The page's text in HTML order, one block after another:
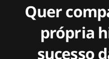
Quer
própria
sucesso